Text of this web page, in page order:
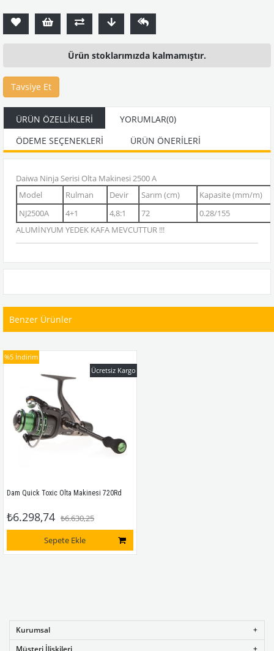
Ürün stoklarımızda kalmamıştır.
Tavsiye Et
ÜRÜN ÖZELLIKLERI YORUMLAR(0)
ÖDEME SEÇENEKLERI
ÜRÜN ÖNERILERI
Daiwa Ninja Serisi Olta Makinesi 2500 A
Model
Rulman Devir Sarım (cm)
Kapasite (mm/m)
NJ2500A
4+1 4,8:1 72
0.28/155
ALUMİNYUM YEDEK KAFA MEVCUTTUR !!!
Benzer Ürünler
Dam Quick Toxic Olta Makinesi 720Rd
₺6.298,74 ₺6.630,25
Sepete Ekle
%5 İndirim
Ücretsiz Kargo
Kurumsal
Müşteri İlişkileri